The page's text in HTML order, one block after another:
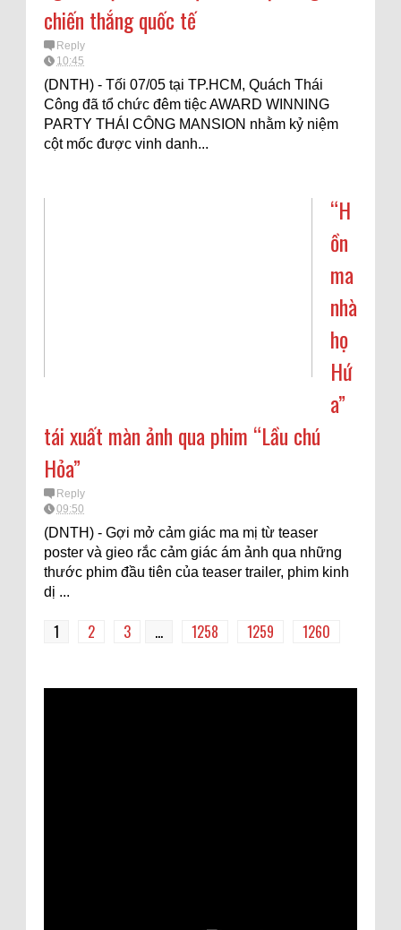
chiến thắng quốc tế
Reply
10:45
(DNTH) - Tối 07/05 tại TP.HCM, Quách Thái
Công đã tổ chức đêm tiệc AWARD WINNING
PARTY THÁI CÔNG MANSION nhằm kỷ niệm
cột mốc được vinh danh...
“H
ồn
ma
nhà
họ
Hứ
a”
tái xuất màn ảnh qua phim “Lầu chú
Hỏa”
Reply
09:50
(DNTH) - Gợi mở cảm giác ma mị từ teaser
poster và gieo rắc cảm giác ám ảnh qua những
thước phim đầu tiên của teaser trailer, phim kinh
dị ...
1 2 3 ... 1258 1259 1260